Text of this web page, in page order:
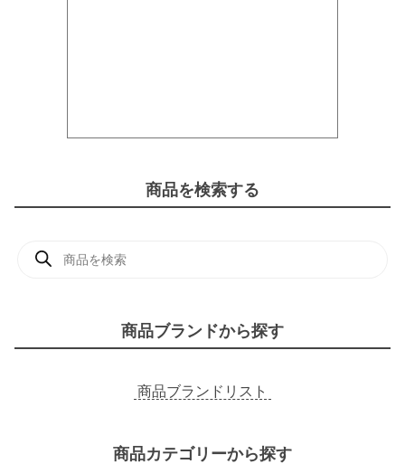
商品を検索する
商品ブランドから探す
商品ブランドリスト
商品カテゴリーから探す